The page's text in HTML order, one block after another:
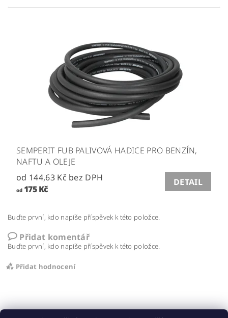
SEMPERIT FUB PALIVOVÁ HADICE PRO BENZÍN,
NAFTU A OLEJE
od 144,63 Kč bez DPH
od175 Kč
DETAIL
Buďte první, kdo napíše příspěvek k této položce.
Přidat komentář
Buďte první, kdo napíše příspěvek k této položce.
Přidat hodnocení